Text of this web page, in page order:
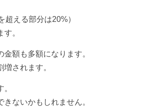
える部分は20%）
。
額も多額になります。
されます。
ないかもしれません。